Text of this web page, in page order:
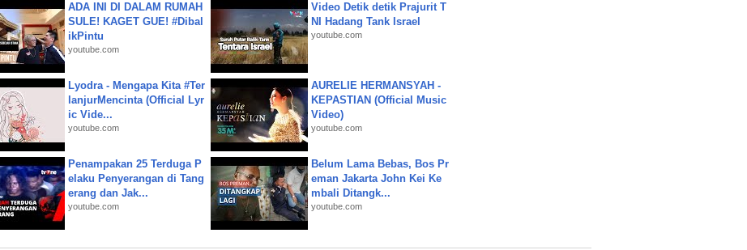
ADA INI DI DALAM RUMAH
SULE! KAGET GUE! #Dibal
ikPintu
youtube.com
Video Detik detik Prajurit T
NI Hadang Tank Israel
youtube.com
Lyodra - Mengapa Kita #Ter
lanjurMencinta (Official Lyr
ic Vide...
youtube.com
AURELIE HERMANSYAH -
KEPASTIAN (Official Music
Video)
youtube.com
Penampakan 25 Terduga P
elaku Penyerangan di Tang
erang dan Jak...
youtube.com
Belum Lama Bebas, Bos Pr
eman Jakarta John Kei Ke
mbali Ditangk...
youtube.com